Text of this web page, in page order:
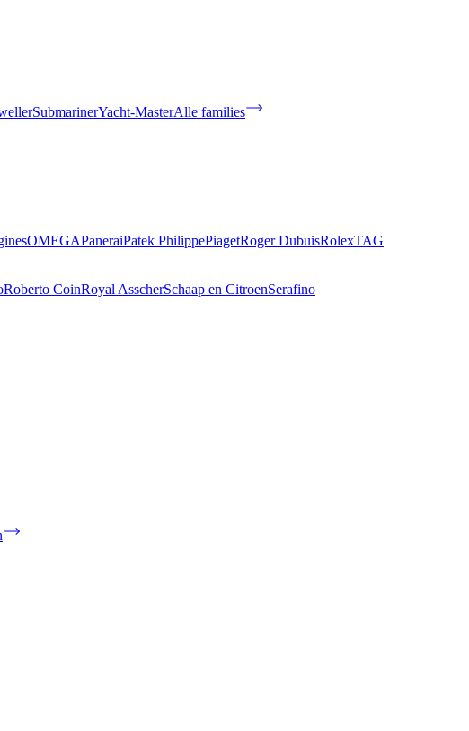
SubmarinerYacht-MasterAlle families
OMEGAPaneraiPatek PhilippePiagetRoger DubuisRolexTAG
Roberto CoinRoyal AsscherSchaap en CitroenSerafino